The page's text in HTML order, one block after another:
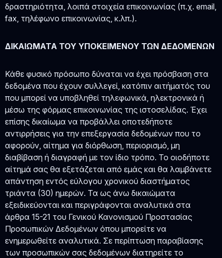
δραστηριότητα, λοιπά στοιχεία επικοινωνίας (π.χ. email,
fax, τηλέφωνο επικοινωνίας, κ.λπ.).
ΔΙΚΑΙΩΜΑΤΑ ΤΟΥ ΥΠΟΚΕΙΜΕΝΟΥ ΤΩΝ ΔΕΔΟΜΕΝΩΝ
Κάθε φυσικό πρόσωπο δύναται να έχει πρόσβαση στα
δεδομένα που έχουν συλλεγεί, κατόπιν αιτήματός του
που μπορεί να υποβληθεί τηλεφωνικά, ηλεκτρονικά ή
μέσω της φόρμας επικοινωνίας της ιστοσελίδας. Έχει
επίσης δικαίωμα να προβάλλει οποτεδήποτε
αντιρρήσεις για την επεξεργασία δεδομένων που το
αφορούν, αίτημα για διόρθωση, περιορισμό, μη
διαβίβαση ή διαγραφή με τον ίδιο τρόπο. Το οιοδήποτε
αίτημά σας θα εξετάζεται από εμάς και θα λαμβάνετε
απάντηση εντός εύλογου χρονικού διαστήματος
τριάντα (30) ημερών. Τα ως άνω δικαιώματα
εξειδικεύονται και περιγράφονται αναλυτικά στα
άρθρα 15-21 του Γενικού Κανονισμού Προστασίας
Προσωπικών Δεδομένων όπου μπορείτε να
ενημερωθείτε αναλυτικά. Σε περίπτωση παραβίασης
των προσωπικών σας δεδομένων διατηρείτε το